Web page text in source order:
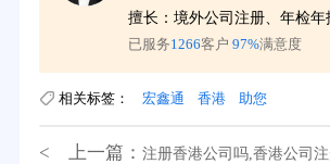
擅长：境外公司注册、年检年
已服务1266客户 97%满意度
相关标签： 宏鑫通 香港 助您
< 上一篇： 注册香港公司吗,香港公司